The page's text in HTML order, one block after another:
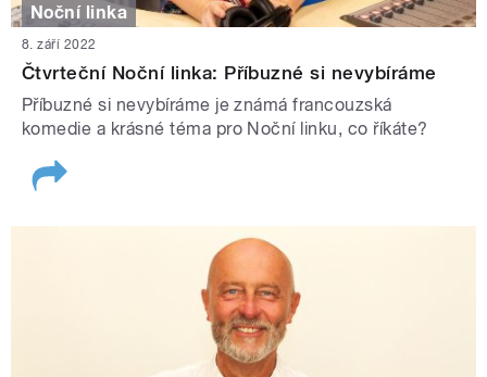
Noční linka
8. září 2022
Čtvrteční Noční linka: Příbuzné si nevybíráme
Příbuzné si nevybíráme je známá francouzská
komedie a krásné téma pro Noční linku, co říkáte?